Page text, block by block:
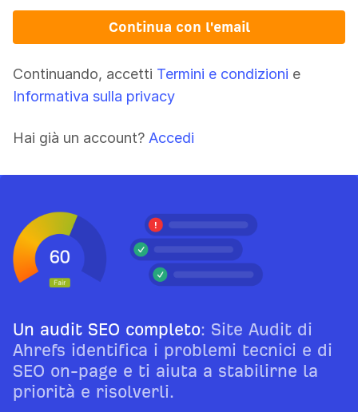
Continua con l'email
Continuando, accetti Termini e condizioni e
Informativa sulla privacy
Hai già un account? Accedi
Un audit SEO completo: Site Audit di
Ahrefs identifica i problemi tecnici e di
SEO on-page e ti aiuta a stabilirne la
priorità e risolverli.